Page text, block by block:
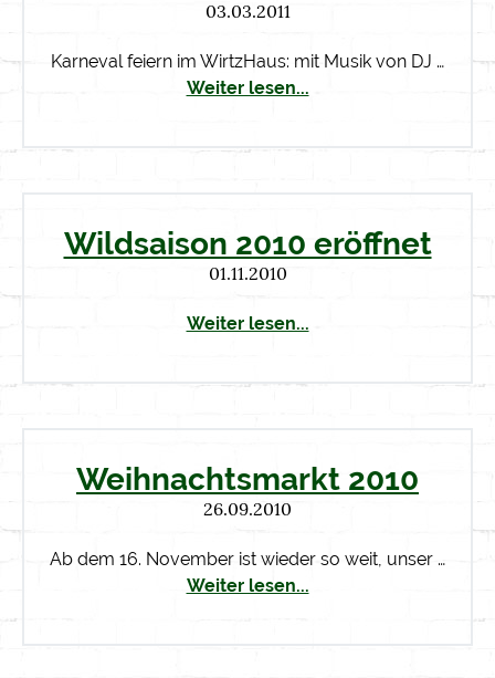
03.03.2011
Karneval feiern im WirtzHaus: mit Musik von DJ …
Weiter lesen...
Wildsaison 2010 eröffnet
01.11.2010
Weiter lesen...
Weihnachtsmarkt 2010
26.09.2010
Ab dem 16. November ist wieder so weit, unser …
Weiter lesen...